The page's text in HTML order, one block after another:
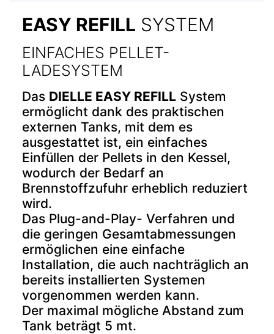
EASY REFILL SYSTEM
EINFACHES PELLET-
LADESYSTEM
Das DIELLE EASY REFILL System
ermöglicht dank des praktischen
externen Tanks, mit dem es
ausgestattet ist, ein einfaches
Einfüllen der Pellets in den Kessel,
wodurch der Bedarf an
Brennstoffzufuhr erheblich reduziert
wird.
Das Plug-and-Play- Verfahren und
die geringen Gesamtabmessungen
ermöglichen eine einfache
Installation, die auch nachträglich an
bereits installierten Systemen
vorgenommen werden kann.
Der maximal mögliche Abstand zum
Tank beträgt 5 mt.